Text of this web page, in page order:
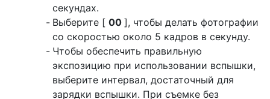
секундах.
Выберите [ 00 ], чтобы делать фотографии
со скоростью около 5 кадров в секунду.
Чтобы обеспечить правильную
экспозицию при использовании вспышки,
выберите интервал, достаточный для
зарядки вспышки. При съемке без